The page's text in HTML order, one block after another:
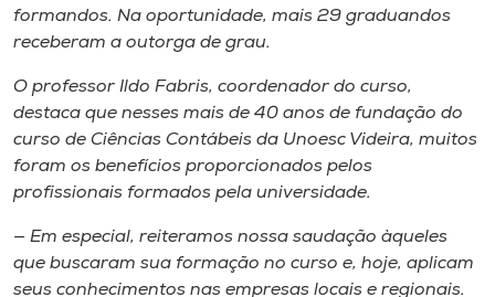
A+
A-
formandos. Na oportunidade, mais 29 graduandos
receberam a outorga de grau.
O professor Ildo Fabris, coordenador do curso,
destaca que nesses mais de 40 anos de fundação do
curso de Ciências Contábeis da Unoesc Videira, muitos
foram os benefícios proporcionados pelos
profissionais formados pela universidade.
— Em especial, reiteramos nossa saudação àqueles
que buscaram sua formação no curso e, hoje, aplicam
seus conhecimentos nas empresas locais e regionais.